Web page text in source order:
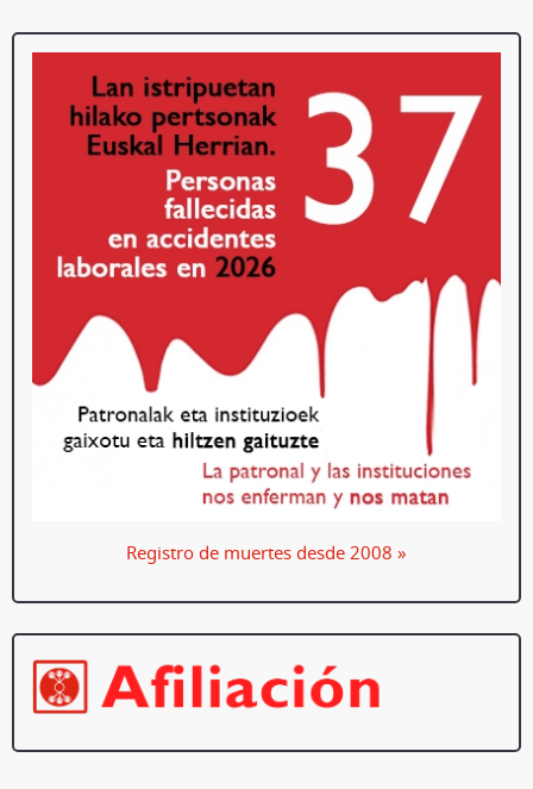
Registro de muertes desde 2008 »